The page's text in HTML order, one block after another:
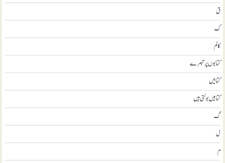
ق
ک
کالم
کتابوں پر تبصرے
کتابيں
کتابیں بولتی ہیں
گ
ل
م